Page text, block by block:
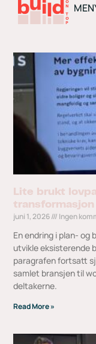
Lite brukt
transformasjon
juni 1, 2026 Ingen
En endring i plan- og
utvikle eksisterende
paragrafen fortsatt
samlet bransjen til
deltakerne.
Read More »